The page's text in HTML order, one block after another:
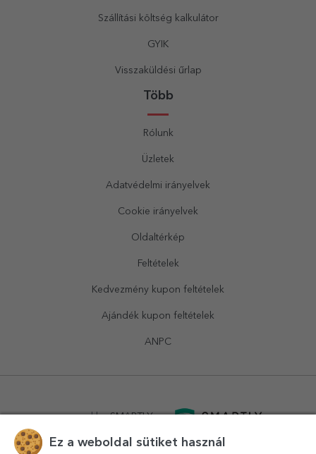
Szállítási költség kalkulátor
GYIK
Visszaküldési űrlap
Több
Rólunk
Üzletek
Adatvédelmi irányelvek
Cookie irányelvek
Oldaltérkép
Feltételek
Kedvezmény kupon feltételek
Ajándék kupon feltételek
ANPC
powered bySMARTLY.ro
Ez a weboldal sütiket használ